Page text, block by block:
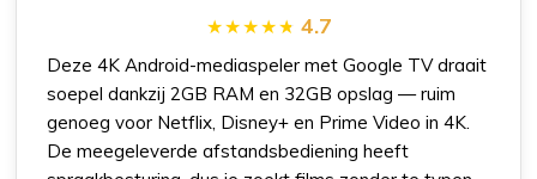
4.7
Deze 4K Android-mediaspeler met Google TV draait
soepel dankzij 2GB RAM en 32GB opslag — ruim
genoeg voor Netflix, Disney+ en Prime Video in 4K.
De meegeleverde afstandsbediening heeft